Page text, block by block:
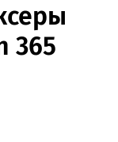
365